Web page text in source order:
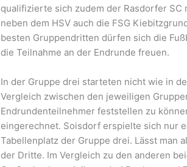
qualifizierte sich zudem der Rasdorfer SC
neben dem HSV auch die FSG
besten Gruppendritten dürfen sich die
die Teilnahme an der Endrunde freuen.
In der Gruppe drei starteten nicht wie in
Vergleich zwischen den jeweiligen
Endrundenteilnehmer feststellen zu
eingerechnet. Soisdorf erspielte sich nur
Tabellenplatz der Gruppe drei. Lässt man
der Dritte. Im Vergleich zu den anderen